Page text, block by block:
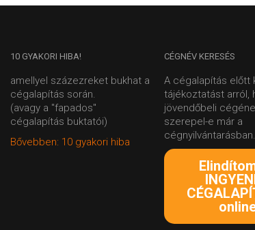
10 GYAKORI HIBA!
amellyel százezreket bukhat a
cégalapítás során.
(avagy a "fapados"
cégalapítás buktatói)
Bővebben: 10 gyakori hiba
CÉGNÉV KERESÉS
A cégalapítás előtt
tájékoztatást arról,
jövendőbeli
szerepel-e már a
cégnyilvántarásban.